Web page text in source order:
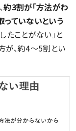
約3割が「方法がわ
っていないという
たことがない」と
が、約4〜5割とい